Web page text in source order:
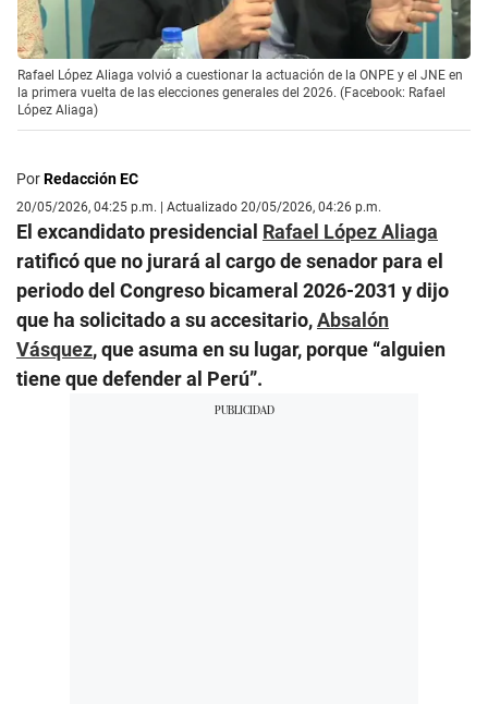
Rafael López Aliaga volvió a cuestionar la actuación de la ONPE y el JNE en
la primera vuelta de las elecciones generales del 2026. (Facebook: Rafael
López Aliaga)
PorRedacción EC
20/05/2026, 04:25 p.m. | Actualizado 20/05/2026, 04:26 p.m.
El excandidato presidencial Rafael López Aliaga
ratificó que no jurará al cargo de senador para el
periodo del Congreso bicameral 2026-2031 y dijo
que ha solicitado a su accesitario,Absalón
Vásquez, que asuma en su lugar, porque “alguien
tiene que defender al Perú”.